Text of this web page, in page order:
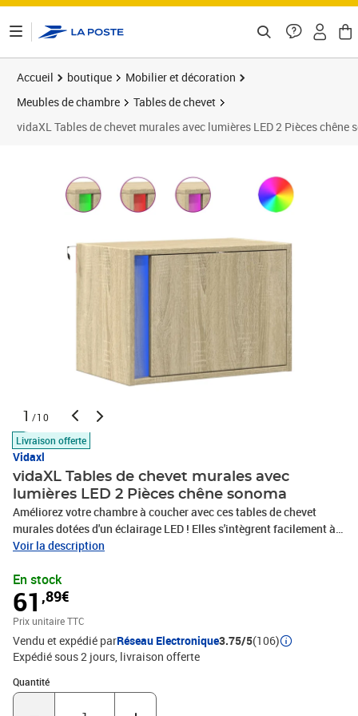
Accueil boutique
Mobilier et décoration
Meubles de chambre
Tables de chevet
vidaXL Tables de chevet murales avec lumières LED 2 Pièces chêne
1 /10
Livraison offerte
Vidaxl
vidaXL Tables de chevet murales avec
lumières LED 2 Pièces chêne sonoma
Améliorez votre chambre à coucher avec ces tables de chevet
murales dotées d'un éclairage LED ! Elles s'intègrent facilement à
tous les styles de meubles de votre maison ! Matériau stable et
la surface lisse résiste à l'humidité, à la déformation et au
fendillement, ce qui en fait un choix fiable pour une grande variété
de projets.Lumières LED RVB pour une ambiance agréable : cette
armoire de chevet est dotée de lumières LED qui peuvent être
facilement ajustées pour créer un spectacle de lumière
personnalisé. Vous pouvez personnaliser les modes, les couleurs
et la luminosité pour améliorer l’ambiance de votre espace
intérieur.Grand espace de rangement : la table de chevet a 1 tiroir,
Voir la description
En stock
61 ,89€
Prix unitaire TTC
Vendu et expédié parRéseau Electronique3.75/5(106)
Expédié sous 2 jours livraison offerte
Quantité
Quantité : 1